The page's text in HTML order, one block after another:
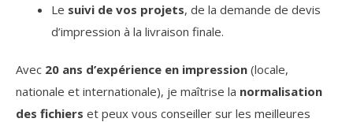
Le suivi de vos projets, de la demande de devis
d’impression à la livraison finale.
Avec 20 ans d’expérience en impression (locale,
nationale et internationale), je maîtrise la normalisation
des fichiers et peux vous conseiller sur les meilleures